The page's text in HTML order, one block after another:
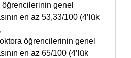
genel
en az 53,33/100 (4’lük
öğrencilerinin genel
en az 65/100 (4’lük